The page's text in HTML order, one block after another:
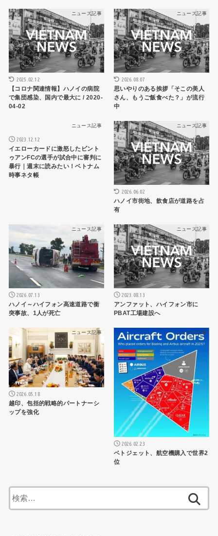
ニュース記事
2025.02.12
【コロナ関連情報】ハノイの病院
で集団感染、国内で最大に / 2020-
04-02
ニュース記事
2026.08.07
思いやりのある挨拶「そこの美人
さん、もうご飯食べた？」が流行
中
ニュース記事
2023.12.12
イエローカードに激怒したビント
ゥアンFCの選手が試合中に審判に
暴行｜週末に読みたい！ベトナム
時事ネタ帳
ニュース記事
2026.06.02
ハノイ市街地、飲食店が道路を占
有
ニュース記事
2026.07.13
ハノイ～ハイフォン高速道路で衝
突事故、1人が死亡
ニュース記事
2023.08.13
アンファット、ハイフォン市に
PBAT工場建設へ
ニュース記事
2026.05.18
越印、包括的戦略的パートナーシ
ップを強化
ニュース記事
2026.02.23
ベトジェット、航空機購入で世界2
位
索: